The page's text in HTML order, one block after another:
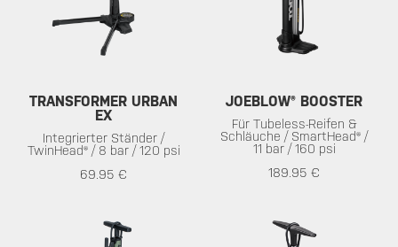
TRANSFORMER URBAN
EX
Integrierter Ständer /
TwinHead® / 8 bar / 120 psi
69.95 €
JOEBLOW® BOOSTER
Für Tubeless-Reifen &
Schläuche / SmartHead® /
11 bar / 160 psi
189.95 €